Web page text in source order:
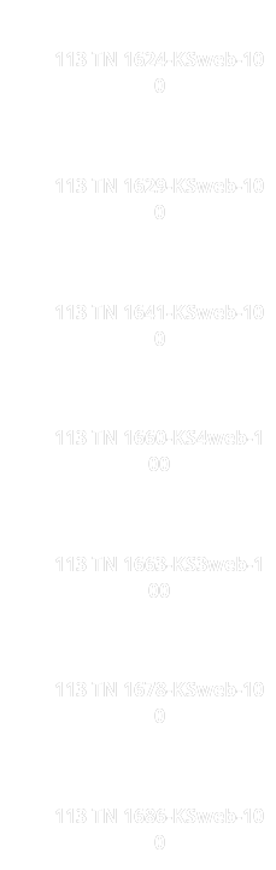
113 TN 1624-KSweb-10
0
113 TN 1629-KSweb-10
0
113 TN 1641-KSweb-10
0
113 TN 1660-KS4web-1
00
113 TN 1663-KS3web-1
00
113 TN 1678-KSweb-10
0
113 TN 1686-KSweb-10
0